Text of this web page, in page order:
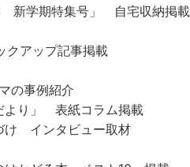
学期特集号」 自宅収納掲載
アップ記事掲載
の事例紹介
り」 表紙コラム掲載
インタビュー取材